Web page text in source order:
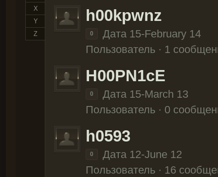
X
Y
Z
h00kpwnz
0
Дата 15-February 14
Пользователь · 1
H00PN1cE
0
Дата 15-March 13
Пользователь · 0
h0593
0
Дата 12-June 12
Пользователь · 16